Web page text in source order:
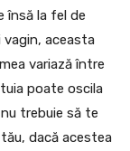
însă la fel de
vagin, aceasta
variază între
poate oscila
trebuie să te
dacă acestea